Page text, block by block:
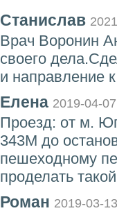
Станислав
Врач Воронин
своего
и направление
Елена 2019-04-07
Проезд: от м.
343М до
пешеходному
проделать
Роман 2019-03-13